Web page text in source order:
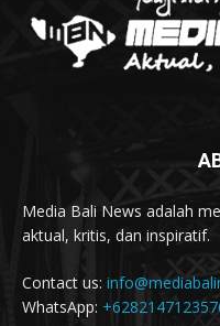
Media Bali News adalah
aktual, kritis, dan inspiratif.
Contact us:
WhatsApp: